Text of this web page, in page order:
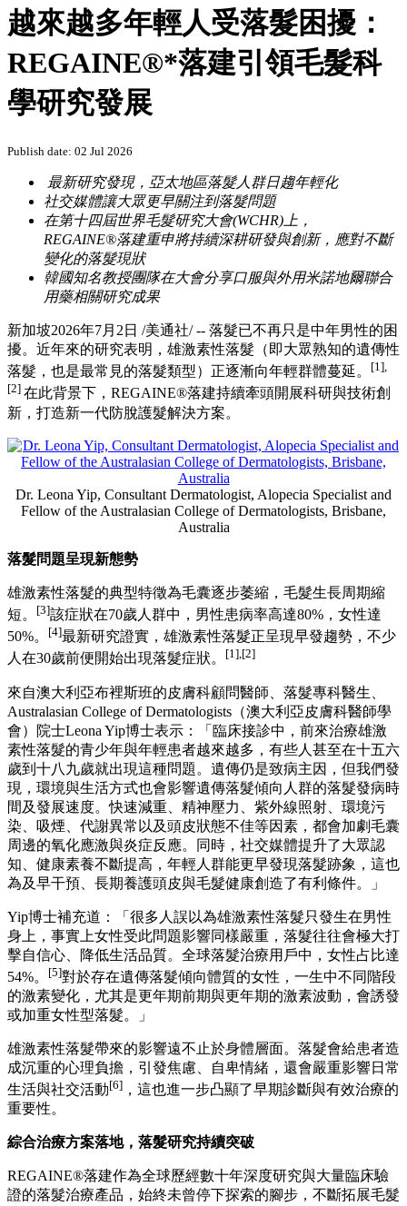
PRNewswire
越來越多年輕人受落髮困擾：
REGAINE®*落建引領毛髮科
學研究發展
Publish date: 02 Jul 2026
最新研究發現，亞太地區落髮人群日趨年輕化
社交媒體讓大眾更早關注到落髮問題
在第十四屆世界毛髮研究大會
REGAINE®落建重申將持續深耕研發與創新，應對不斷
變化的落髮現狀
韓國知名教授團隊在大會分享口服與外用米諾地爾聯合
用藥相關研究成果
/美通社/ -- 落髮已不再只是中年男性的困
擾。近年來的研究表明，雄激素性落髮（即大眾熟知的遺傳性
落髮，也是最常見的落髮類型）正逐漸向年輕群體蔓延。
[2]在此背景下，REGAINE®落建持續牽頭開展科研與技術創
新，打造新一代防脫護髮解決方案。
Dr. Leona Yip, Consultant Dermatologist, Alopecia Specialist and
Fellow of the Australasian College of Dermatologists, Brisbane,
Australia
落髮問題呈現新態勢
雄激素性落髮的典型特徵為毛囊逐步萎縮，毛髮生長周期縮
短。[3]該症狀在70歲人群中，男性患病率高達80%，女性達
50%。[4]最新研究證實，雄激素性落髮正呈現早發趨勢，不少
人在30歲前便開始出現落髮症狀。 [1],[2]
來自澳大利亞布裡斯班的皮膚科顧問醫師、落髮專科醫生、
Australasian College of Dermatologists（澳大利亞皮膚科醫師學
會）院士Leona Yip博士表示：「臨床接診中，前來治療雄激
素性落髮的青少年與年輕患者越來越多，有些人甚至在十五六
歲到十八九歲就出現這種問題。遺傳仍是致病主因，但我們發
現，環境與生活方式也會影響遺傳落髮傾向人群的落髮發病時
間及發展速度。快速減重、精神壓力、紫外線照射、環境污
染、吸煙、代謝異常以及頭皮狀態不佳等因素，都會加劇毛囊
周邊的氧化應激與炎症反應。同時，社交媒體提升了大眾認
知、健康素養不斷提高，年輕人群能更早發現落髮跡象，這也
為及早干預、長期養護頭皮與毛髮健康創造了有利條件。」
Yip博士補充道：「很多人誤以為雄激素性落髮只發生在男性
身上，事實上女性受此問題影響同樣嚴重，落髮往往會極大打
擊自信心、降低生活品質。全球落髮治療用戶中，女性占比達
54%。[5]對於存在遺傳落髮傾向體質的女性，一生中不同階段
的激素變化，尤其是更年期前期與更年期的激素波動，會誘發